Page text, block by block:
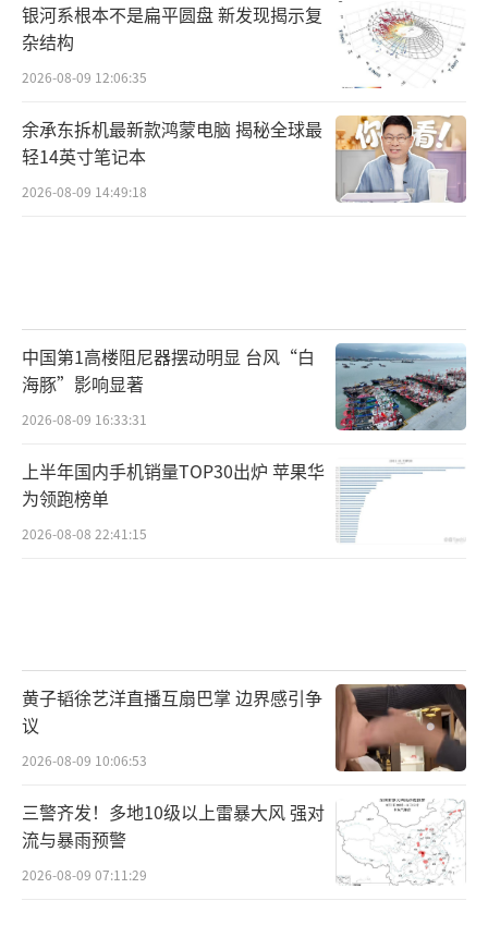
银河系根本不是扁平圆盘 新发现揭示复
杂结构
2026-08-09 12:06:35
余承东拆机最新款鸿蒙电脑 揭秘全球最
轻14英寸笔记本
2026-08-09 14:49:18
中国第1高楼阻尼器摆动明显 台风“白
海豚”影响显著
2026-08-09 16:33:31
上半年国内手机销量TOP30出炉 苹果华
为领跑榜单
2026-08-08 22:41:15
黄子韬徐艺洋直播互扇巴掌 边界感引争
议
2026-08-09 10:06:53
三警齐发！多地10级以上雷暴大风 强对
流与暴雨预警
2026-08-09 07:11:29